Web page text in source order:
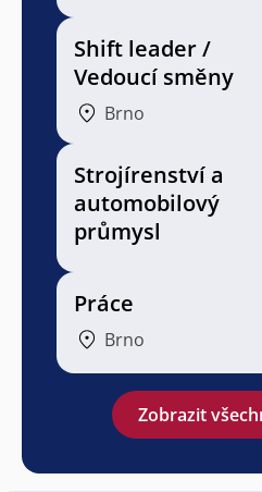
Shift leader /
Vedoucí směny
Brno
Strojírenství a
automobilový
průmysl
Práce
Brno
Zobrazit